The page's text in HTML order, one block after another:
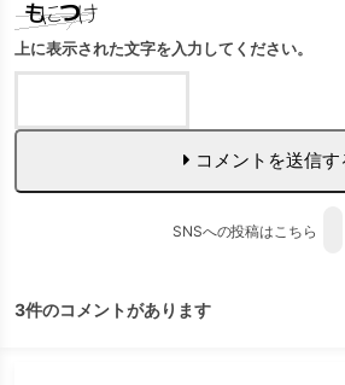
上に表示された文字を入力してください。
コメントを送信す
SNSへの投稿はこちら
3件のコメントがあります